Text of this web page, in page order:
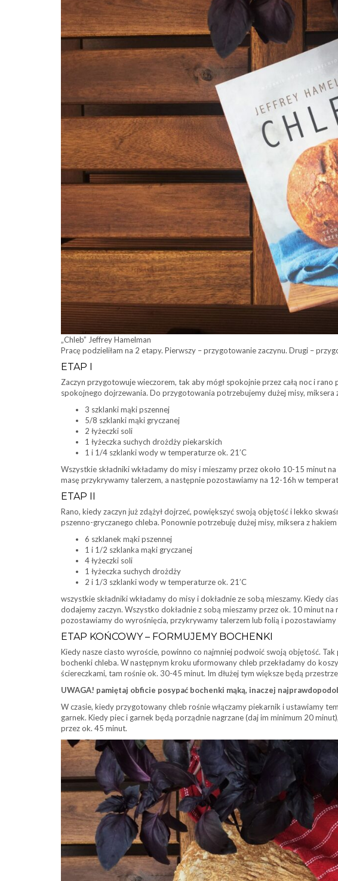
„Chleb” Jeffrey Hamelman
Pracę podzieliłam na 2 etapy. Pierwszy – przygotowanie zaczynu. Drugi –
ETAP I
Zaczyn przygotowuje wieczorem, tak aby mógł spokojnie przez całą noc i
spokojnego dojrzewania. Do przygotowania potrzebujemy dużej misy, miksera
3 szklanki mąki pszennej
5/8 szklanki mąki gryczanej
2 łyżeczki soli
1 łyżeczka suchych drożdży piekarskich
1 i 1/4 szklanki wody w temperaturze ok. 21’C
Wszystkie składniki wkładamy do misy i mieszamy przez około 10-15 minut
masę przykrywamy talerzem, a następnie pozostawiamy na 12-16h w
ETAP II
Rano, kiedy zaczyn już zdążył dojrzeć, powiększyć swoją objętość i lekko
pszenno-gryczanego chleba. Ponownie potrzebuję dużej misy, miksera z
6 szklanek mąki pszennej
1 i 1/2 szklanka mąki gryczanej
4 łyżeczki soli
1 łyżeczka suchych drożdży
2 i 1/3 szklanki wody w temperaturze ok. 21’C
wszystkie składniki wkładamy do misy i dokładnie ze sobą mieszamy. Kiedy
dodajemy zaczyn. Wszystko dokładnie z sobą mieszamy przez ok. 10 minut
pozostawiamy do wyrośnięcia, przykrywamy talerzem lub folią i pozostawiamy
ETAP KOŃCOWY – FORMUJEMY BOCHENKI
Kiedy nasze ciasto wyroście, powinno co najmniej podwoić swoją objętość.
bochenki chleba. W następnym kroku uformowany chleb przekładamy do
ściereczkami, tam rośnie ok. 30-45 minut. Im dłużej tym większe będą
UWAGA! pamiętaj obficie posypać bochenki mąką, inaczej
W czasie, kiedy przygotowany chleb rośnie włączamy piekarnik i ustawiamy
garnek. Kiedy piec i garnek będą porządnie nagrzane (daj im minimum 20
przez ok. 45 minut.